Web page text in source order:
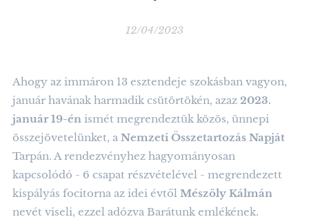
12/04/2023
Ahogy az immáron 13 esztendeje szokásban vagyon,
január havának harmadik csütörtökén, azaz 2023.
január 19-én ismét megrendeztük közös, ünnepi
összejövetelünket, a Nemzeti Összetartozás Napját
Tarpán. A rendezvényhez hagyományosan
kapcsolódó - 6 csapat részvételével - megrendezett
kispályás focitorna az idei évtől Mészöly Kálmán
nevét viseli, ezzel adózva Barátunk emlékének.